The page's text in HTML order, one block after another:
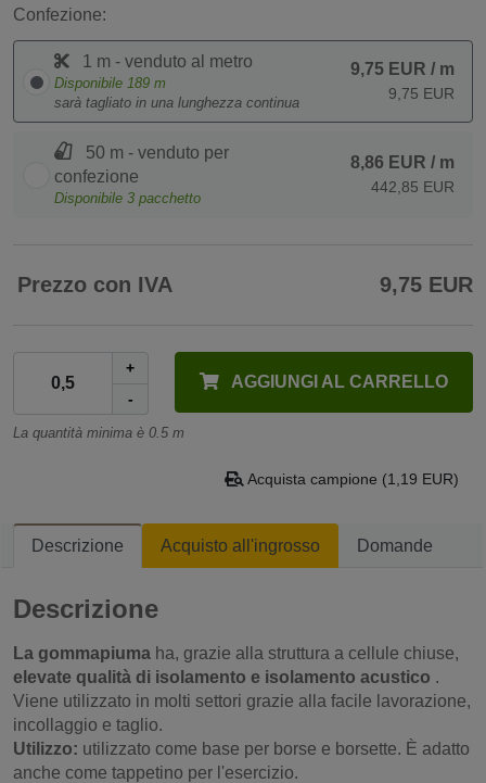
Confezione:
1 m - venduto al metro
Disponibile 189 m
sarà tagliato in una lunghezza continua
9,75 EUR / m
9,75 EUR
50 m - venduto per
confezione
Disponibile 3 pacchetto
8,86 EUR / m
442,85 EUR
Prezzo con IVA 9,75 EUR
+
-
AGGIUNGI AL CARRELLO
La quantità minima è 0.5 m
Acquista campione (1,19 EUR)
Descrizione Acquisto all'ingrosso Domande
Descrizione
La gommapiuma ha, grazie alla struttura a cellule chiuse,
elevate qualità di isolamento e isolamento acustico .
Viene utilizzato in molti settori grazie alla facile lavorazione,
incollaggio e taglio.
Utilizzo: utilizzato come base per borse e borsette. È adatto
anche come tappetino per l'esercizio.